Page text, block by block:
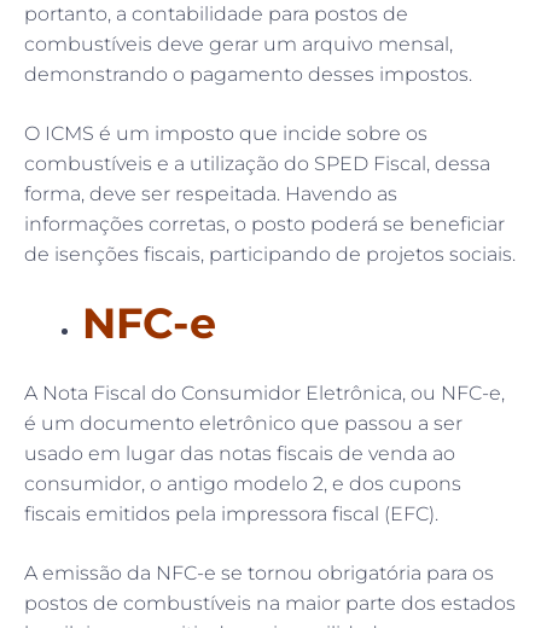
portanto, a contabilidade para postos de
combustíveis deve gerar um arquivo mensal,
demonstrando o pagamento desses impostos.
O ICMS é um imposto que incide sobre os
combustíveis e a utilização do SPED Fiscal, dessa
forma, deve ser respeitada. Havendo as
informações corretas, o posto poderá se beneficiar
de isenções fiscais, participando de projetos sociais.
NFC-e
A Nota Fiscal do Consumidor Eletrônica, ou NFC-e,
é um documento eletrônico que passou a ser
usado em lugar das notas fiscais de venda ao
consumidor, o antigo modelo 2, e dos cupons
fiscais emitidos pela impressora fiscal (EFC).
A emissão da NFC-e se tornou obrigatória para os
postos de combustíveis na maior parte dos estados